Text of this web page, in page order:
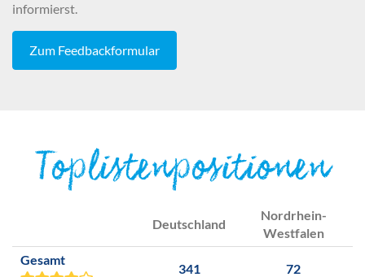
informierst.
Zum Feedbackformular
Toplistenpositionen
Deutschland
Nordrhein-
Westfalen
Gesamt
341 72